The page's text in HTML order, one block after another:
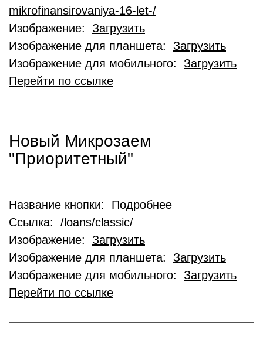
mikrofinansirovaniya-16-let-/
Изображение: Загрузить
Изображение для планшета: Загрузить
Изображение для мобильного: Загрузить
Перейти по ссылке
Новый Микрозаем
"Приоритетный"
Название кнопки: Подробнее
Ссылка: /loans/classic/
Изображение: Загрузить
Изображение для планшета: Загрузить
Изображение для мобильного: Загрузить
Перейти по ссылке